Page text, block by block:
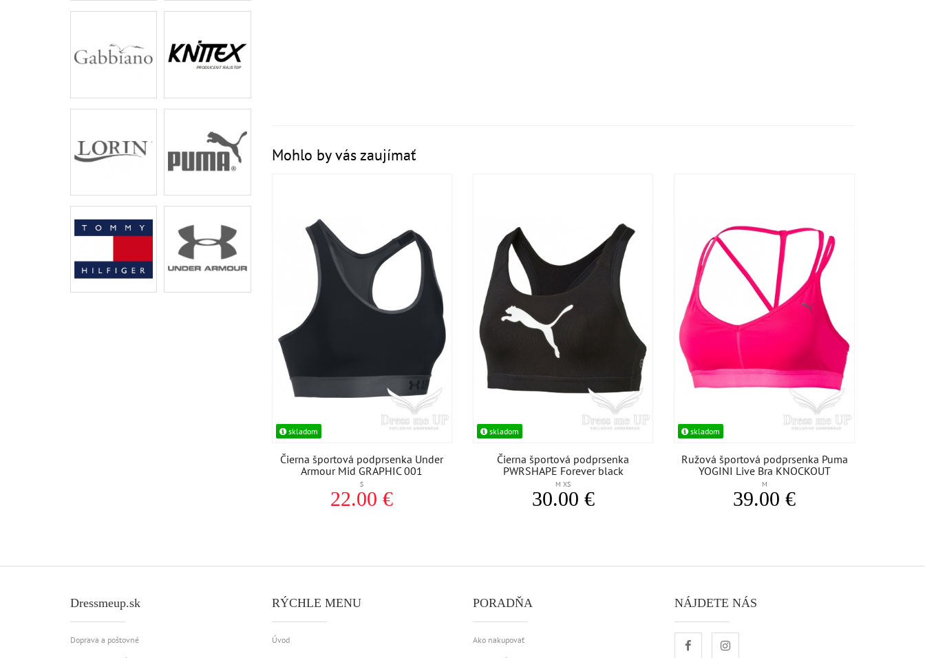
Mohlo by vás zaujímať
skladom
Čierna športová podprsenka Under
Armour Mid GRAPHIC 001
S
22.00 €
skladom
Čierna športová podprsenka
PWRSHAPE Forever black
M XS
30.00 €
skladom
Ružová športová podprsenka Puma
YOGINI Live Bra KNOCKOUT
M
39.00 €
Dressmeup.sk
Doprava a poštovné
RÝCHLE MENU
Úvod
PORADŇA
Ako nakupovať
NÁJDETE NÁS